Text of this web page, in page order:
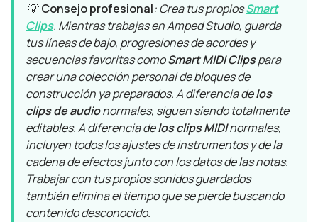
💡Consejo profesional: Crea tus propiosSmart
Clips. Mientras trabajas en Amped Studio, guarda
tus líneas de bajo, progresiones de acordes y
secuencias favoritas comoSmart MIDI Clipspara
crear una colección personal de bloques de
construcción ya preparados. A diferencia delos
clips de audionormales, siguen siendo totalmente
editables. A diferencia delos clips MIDInormales,
incluyen todos los ajustes de instrumentos y de la
cadena de efectos junto con los datos de las notas.
Trabajar con tus propios sonidos guardados
también elimina el tiempo que se pierde buscando
contenido desconocido.